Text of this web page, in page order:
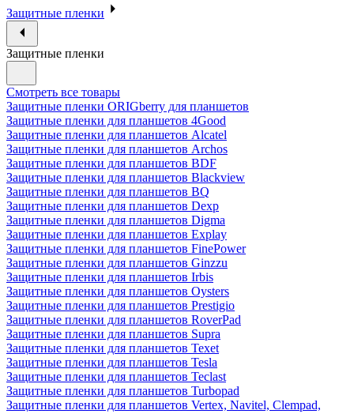
Защитные пленки
Защитные пленки
Смотреть все товары
Защитные пленки ORIGberry для планшетов
Защитные пленки для планшетов 4Good
Защитные пленки для планшетов Alcatel
Защитные пленки для планшетов Archos
Защитные пленки для планшетов BDF
Защитные пленки для планшетов Blackview
Защитные пленки для планшетов BQ
Защитные пленки для планшетов Dexp
Защитные пленки для планшетов Digma
Защитные пленки для планшетов Explay
Защитные пленки для планшетов FinePower
Защитные пленки для планшетов Ginzzu
Защитные пленки для планшетов Irbis
Защитные пленки для планшетов Oysters
Защитные пленки для планшетов Prestigio
Защитные пленки для планшетов RoverPad
Защитные пленки для планшетов Supra
Защитные пленки для планшетов Texet
Защитные пленки для планшетов Tesla
Защитные пленки для планшетов Teclast
Защитные пленки для планшетов Turbopad
Защитные пленки для планшетов Vertex, Navitel, Clempad,